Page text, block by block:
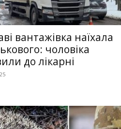
вантажівка наїхала
чоловіка
до лікарні